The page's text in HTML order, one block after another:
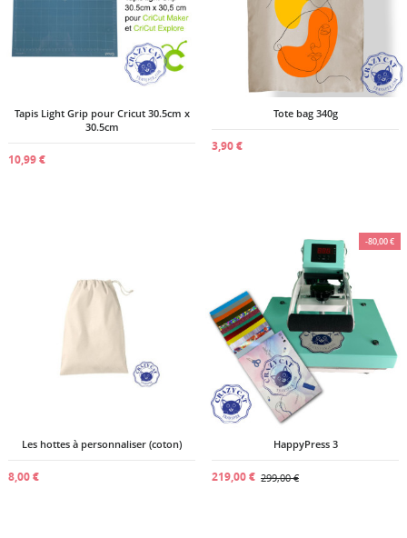
Tapis Light Grip pour Cricut 30.5cm x
30.5cm
10,99 €
Tote bag 340g
3,90 €
Les hottes à personnaliser (coton)
8,00 €
-80,00 €
HappyPress 3
219,00 € 299,00 €
Annuler Créer une liste d'envies